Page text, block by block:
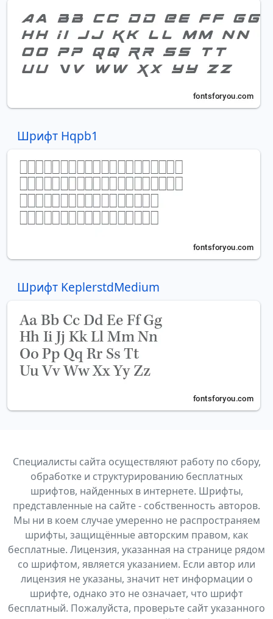
Шрифт Hqpb1
Шрифт KeplerstdMedium
Специалисты сайта осуществляют работу по сбору,
обработке и структурированию бесплатных
шрифтов, найденных в интернете. Шрифты,
представленные на сайте - собственность авторов.
Мы ни в коем случае умеренно не распространяем
шрифты, защищённые авторским правом, как
бесплатные. Лицензия, указанная на странице рядом
со шрифтом, является указанием. Если автор или
лицензия не указаны, значит нет информации о
шрифте, однако это не означает, что шрифт
бесплатный. Пожалуйста, проверьте сайт указанного